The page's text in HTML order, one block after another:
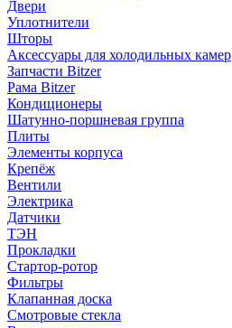
Двери
Уплотнители
Шторы
Аксессуары для холодильных камер
Запчасти Bitzer
Рама Bitzer
Кондиционеры
Шатунно-поршневая группа
Плиты
Элементы корпуса
Крепёж
Вентили
Электрика
Датчики
ТЭН
Прокладки
Стартор-ротор
Фильтры
Клапанная доска
Смотровые стекла